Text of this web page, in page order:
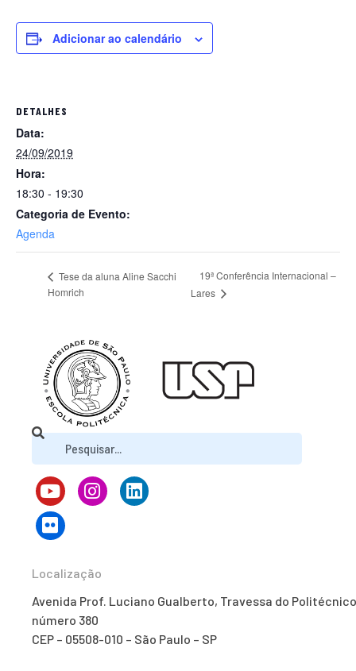
Adicionar ao calendário
DETALHES
Data:
24/09/2019
Hora:
18:30 - 19:30
Categoria de Evento:
Agenda
Tese da aluna Aline Sacchi
Homrich
19ª Conferência Internacional –
Lares
Localização
Avenida Prof. Luciano Gualberto, Travessa do
número 380
CEP – 05508-010 – São Paulo – SP